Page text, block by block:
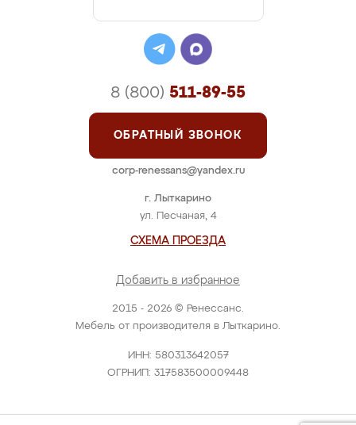
2015 - 2026 © Ренессанс.
Мебель от производителя в Лыткарино.
ИНН: 580313642057
ОГРНИП: 317583500009448
г. Лыткарино
ул. Песчаная, 4
СХЕМА ПРОЕЗДА
Добавить в избранное
8 (800) 511-89-55
ОБРАТНЫЙ ЗВОНОК
corp-renessans@yandex.ru